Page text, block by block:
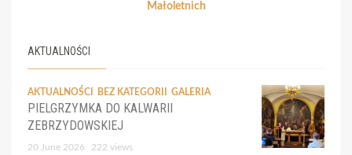
Małoletnich
AKTUALNOŚCI
AKTUALNOŚCI BEZ KATEGORII GALERIA
PIELGRZYMKA DO KALWARII
ZEBRZYDOWSKIEJ
20 June 2026 222 views